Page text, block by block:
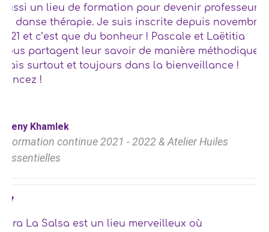
aussi un lieu de formation pour devenir professeur
de danse thérapie. Je suis inscrite depuis novembre
2021 et c’est que du bonheur ! Pascale et Laëtitia
nous partagent leur savoir de manière méthodique
mais surtout et toujours dans la bienveillance !
Foncez !
Jeny Khamlek
Formation continue 2021 - 2022 & Atelier Huiles
essentielles
Para La Salsa est un lieu merveilleux où